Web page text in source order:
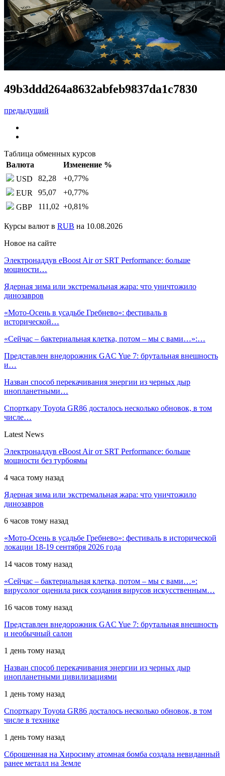
49b3ddd264a8632abfeb9837da1c7830
предыдущий
Таблица обменных курсов
Валюта
Изменение %
USD
82,28 +0,77%
EUR
95,07 +0,77%
GBP
111,02 +0,81%
Курсы валют в RUB на 10.08.2026
Новое на сайте
Электронаддув eBoost Air от SRT Performance: больше
мощности…
Ядерная зима или экстремальная жара: что уничтожило
динозавров
«Мото-Осень в усадьбе Гребнево»: фестиваль в
исторической…
«Сейчас – бактериальная клетка, потом – мы с вами…»:…
Представлен внедорожник GAC Yue 7: брутальная внешность
и…
Назван способ перекачивания энергии из черных дыр
инопланетными…
Спорткару Toyota GR86 досталось несколько обновок, в том
числе…
Latest News
Электронаддув eBoost Air от SRT Performance: больше
мощности без турбоямы
4 часа тому назад
Ядерная зима или экстремальная жара: что уничтожило
динозавров
6 часов тому назад
«Мото-Осень в усадьбе Гребнево»: фестиваль в исторической
локации 18-19 сентября 2026 года
14 часов тому назад
«Сейчас – бактериальная клетка, потом – мы с вами…»:
вирусолог оценила риск создания вирусов искусственным…
16 часов тому назад
Представлен внедорожник GAC Yue 7: брутальная внешность
и необычный салон
1 день тому назад
Назван способ перекачивания энергии из черных дыр
инопланетными цивилизациями
1 день тому назад
Спорткару Toyota GR86 досталось несколько обновок, в том
числе в технике
1 день тому назад
Сброшенная на Хиросиму атомная бомба создала невиданный
ранее металл на Земле